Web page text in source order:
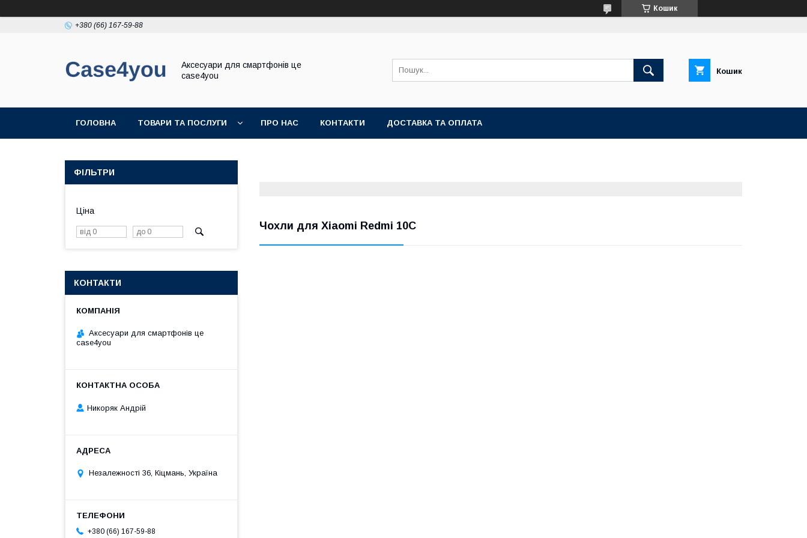
Кошик
+380 (66) 167-59-88
Аксесуари для смартфонів це
case4you
Кошик
ГОЛОВНА ТОВАРИ ТА ПОСЛУГИ ПРО НАС КОНТАКТИ ДОСТАВКА ТА ОПЛАТА
Чохли для Xiaomi Redmi 10C
ФІЛЬТРИ
Ціна
КОНТАКТИ
Аксесуари для смартфонів це
case4you
Никоряк Андрій
Незалежності 36, Кіцмань, Україна
+380 (66) 167-59-88